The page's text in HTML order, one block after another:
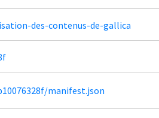
des-contenus-de-gallica
manifest.json